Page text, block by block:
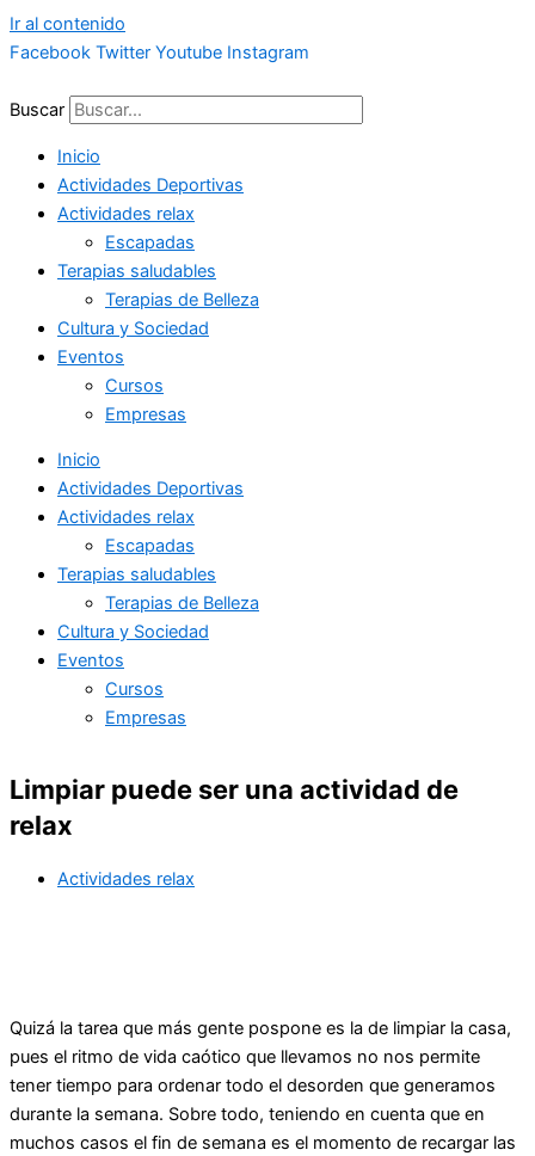
Ir al contenido
Facebook Twitter Youtube Instagram
Buscar
Inicio
Actividades Deportivas
Actividades relax
Escapadas
Terapias saludables
Terapias de Belleza
Cultura y Sociedad
Eventos
Cursos
Empresas
Inicio
Actividades Deportivas
Actividades relax
Escapadas
Terapias saludables
Terapias de Belleza
Cultura y Sociedad
Eventos
Cursos
Empresas
Limpiar puede ser una actividad de
relax
Actividades relax
Quizá la tarea que más gente pospone es la de limpiar la casa,
pues el ritmo de vida caótico que llevamos no nos permite
tener tiempo para ordenar todo el desorden que generamos
durante la semana. Sobre todo, teniendo en cuenta que en
muchos casos el fin de semana es el momento de recargar las